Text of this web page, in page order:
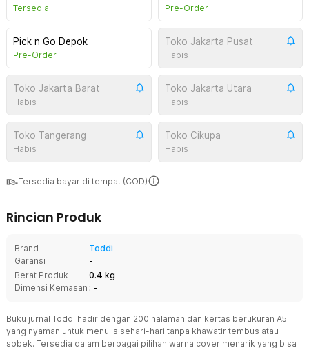
Tersedia Pre-Order
Pick n Go Depok
Pre-Order
Toko Jakarta Pusat
Habis
Toko Jakarta Barat
Habis
Toko Jakarta Utara
Habis
Toko Tangerang
Habis
Toko Cikupa
Habis
Tersedia bayar di tempat (COD)
Rincian Produk
Brand
Toddi
Garansi
-
Berat Produk
0.4 kg
Dimensi Kemasan : -
Buku jurnal Toddi hadir dengan 200 halaman dan kertas berukuran A5
yang nyaman untuk menulis sehari-hari tanpa khawatir tembus atau
sobek. Tersedia dalam berbagai pilihan warna cover menarik yang bisa